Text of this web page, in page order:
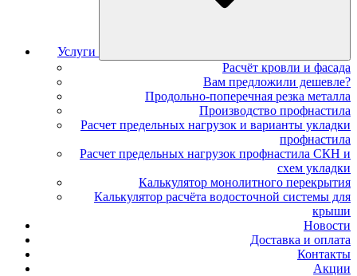
Услуги
Расчёт кровли и фасада
Вам предложили дешевле?
Продольно-поперечная резка металла
Производство профнастила
Расчет предельных нагрузок и варианты укладки
профнастила
Расчет предельных нагрузок профнастила СКН и
схем укладки
Калькулятор монолитного перекрытия
Калькулятор расчёта водосточной системы для
крыши
Новости
Доставка и оплата
Контакты
Акции